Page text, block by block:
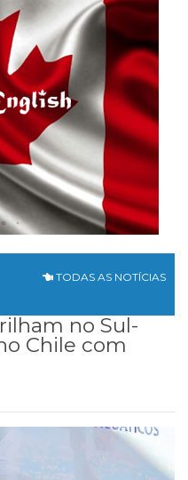
TODAS AS NOTÍCIAS
no Sul-
Chile com